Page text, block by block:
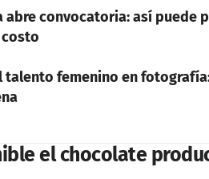
abre convocatoria: así puede
talento femenino en
el chocolate